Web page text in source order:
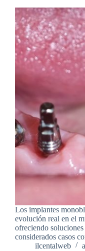
Los implantes
evolución real en el
ofreciendo soluciones
considerados casos
ilcentalweb